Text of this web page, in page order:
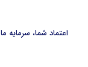
اعتماد شما، سرمایه ما